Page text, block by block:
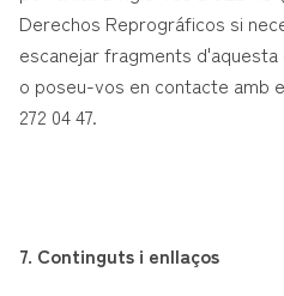
Derechos Reprográficos si
escanejar fragments d'aquesta
o poseu-vos en contacte amb
272 04 47.
7. Continguts i enllaços